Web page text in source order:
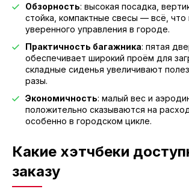
Обзорность: высокая посадка,
стойка, компактные свесы — всё, что
уверенного управления в городе.
Практичность багажника: пятая
обеспечивает широкий проём для
складные сиденья увеличивают
разы.
Экономичность: малый вес и
положительно сказываются на
особенно в городском цикле.
Какие хэтчбеки
заказу